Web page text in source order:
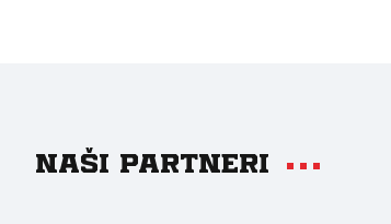
Naši partneri